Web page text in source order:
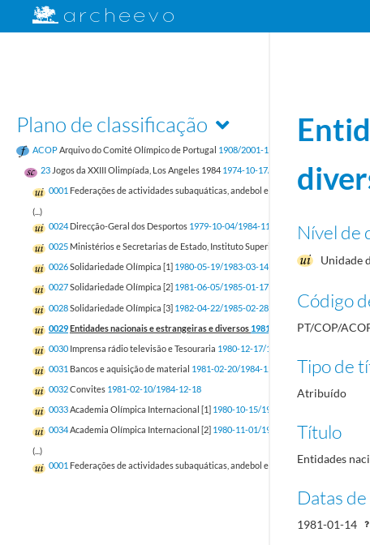
Plano de classificação
ACOPArquivo do Comité Olímpico de Portugal 1908/2001-12-31
23 Jogos da XXIII Olimpíada, Los Angeles 1984 1974-10-17/1985-11-02
0001 Federações de actividades subaquáticas, andebol e atletismo1981-02-23/
(...)
0024 Direcção-Geral dos Desportos 1979-10-04/1984-11-27
0025 Ministérios e Secretarias de Estado, Instituto Superior de Educação Física e
0026Solidariedade Olímpica [1] 1980-05-19/1983-03-14
0027Solidariedade Olímpica [2] 1981-06-05/1985-01-17
0028Solidariedade Olímpica [3] 1982-04-22/1985-02-28
0029Entidades nacionais e estrangeiras e diversos 1981-01-14/1985-02-13
0030 Imprensa rádio televisão e Tesouraria 1980-12-17/1985-01-28
0031 Bancos e aquisição de material 1981-02-20/1984-12-07
0032Convites 1981-02-10/1984-12-18
0033Academia Olímpica Internacional [1] 1980-10-15/1982-09-21
0034Academia Olímpica Internacional [2] 1980-11-01/1985-02-14
(...)
0001 Federações de actividades subaquáticas, andebol e atletismo 1981-02-23/
Nível de
Unidade
Código
PT/COP/
Tipo de
Atribuído
Título
Entidades
Datas
1981-01-14